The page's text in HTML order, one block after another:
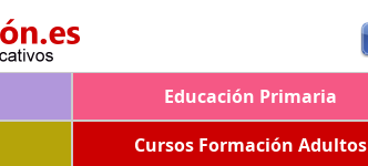
Educación Primaria
Cursos Formación Adultos